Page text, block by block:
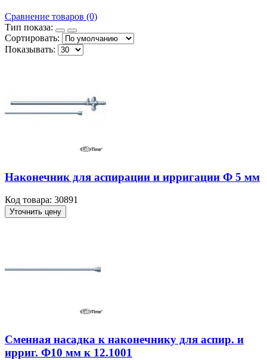
Сравнение товаров (0)
Тип показа:
Сортировать:
Показывать:
Наконечник для аспирации и ирригации Ф 5 мм
Код товара: 30891
Уточнить цену
Сменная насадка к наконечнику для аспир. и
ирриг. Ф10 мм к 12.1001